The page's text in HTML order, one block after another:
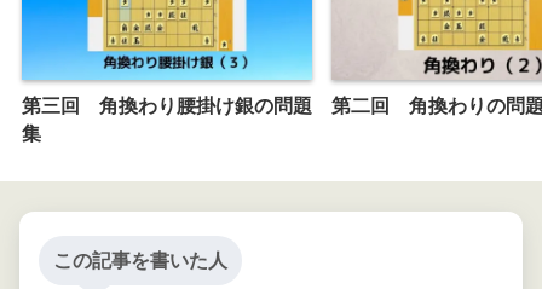
第三回 角換わり腰掛け銀の問題
集
第二回 角換わりの問
この記事を書いた人